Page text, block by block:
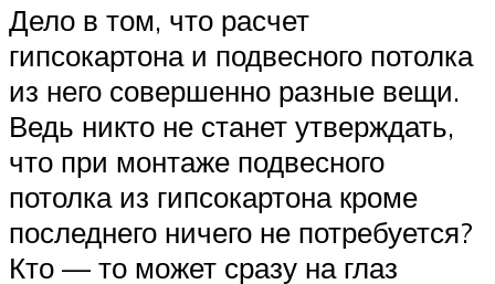
Дело в том, что расчет
гипсокартона и подвесного потолка
из него совершенно разные вещи.
Ведь никто не станет утверждать,
что при монтаже подвесного
потолка из гипсокартона кроме
последнего ничего не потребуется?
Кто — то может сразу на глаз